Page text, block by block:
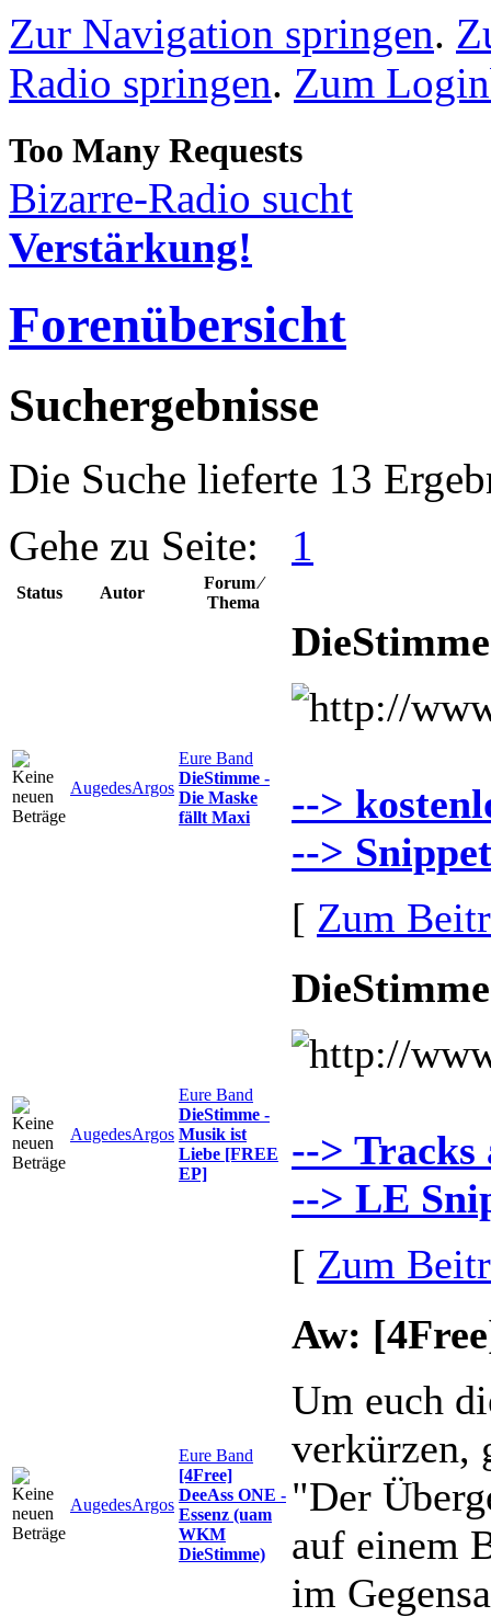
Zur Navigation springen.
Radio springen. Zum
Bizarre-Radio sucht
Verstärkung!
Forenübersicht
Suchergebnisse
Die Suche lieferte 13
Gehe zu Seite: 1
Status Autor
Forum ⁄
Thema
AugedesArgos
Eure Band
DieStimme -
Die Maske
fällt Maxi
-->
-->
[ Zum
AugedesArgos
Eure Band
DieStimme -
Musik ist
Liebe [FREE
EP]
--> Tracks
--> LE
[ Zum
AugedesArgos
Eure Band
[4Free]
DeeAss ONE -
Essenz (uam
WKM
DieStimme)
Aw:
Um euch
verkürzen,
"Der
auf einem
im